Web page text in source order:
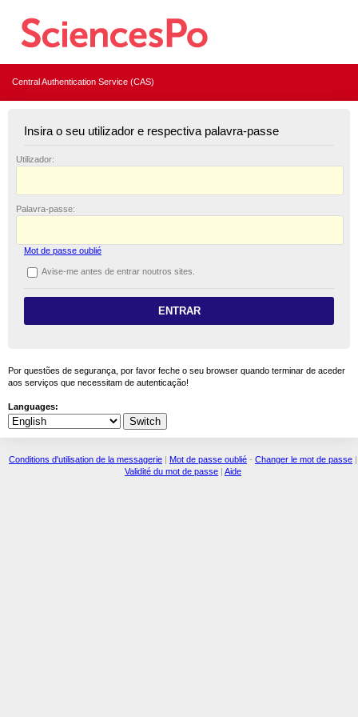
Central Authentication Service (CAS)
Insira o seu utilizador e respectiva palavra-passe
Utilizador:
Palavra-passe:
Mot de passe oublié
Avise-me antes de entrar noutros sites.
Por questões de segurança, por favor feche o seu browser quando terminar de aceder
aos serviços que necessitam de autenticação!
Languages:
Conditions d'utilisation de la messagerie | Mot de passe oublié - Changer le mot de passe |
Validité du mot de passe | Aide